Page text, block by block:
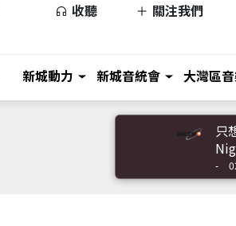
收聽 關注我們
新城動力 新城音統會 大灣區
只
-